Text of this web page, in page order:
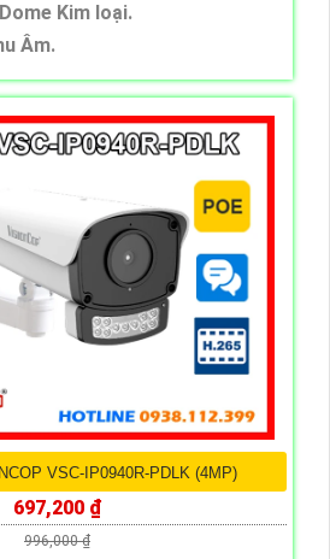
Dome Kim loại.
Âm.
VSC-IP0940R-PDLK (4MP)
697,200 ₫
996,000 ₫